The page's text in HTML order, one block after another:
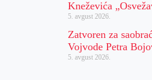
Kneževića
5. avgust 2026.
Zatvoren za
Vojvode Petra
5. avgust 2026.